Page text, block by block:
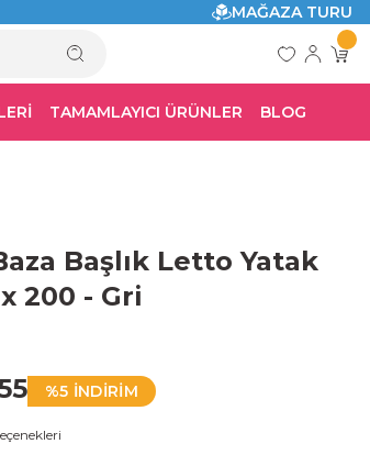
MAĞAZA TURU
TAMAMLAYICI ÜRÜNLER BLOG
Başlık Letto Yatak
200 - Gri
%5 İNDİRİM